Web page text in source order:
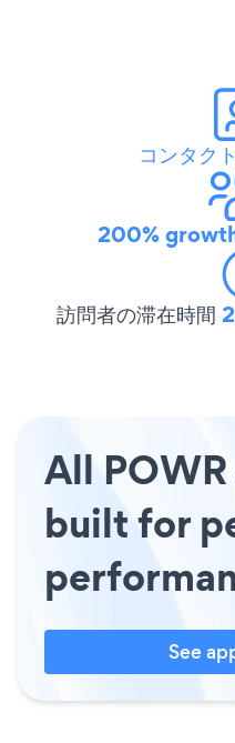
コンタク
200%
訪問者の滞在時間
All
built for
See